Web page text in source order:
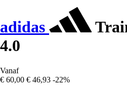
adidas
4.0
Vanaf
€ 60,00 € 46,93 -22%